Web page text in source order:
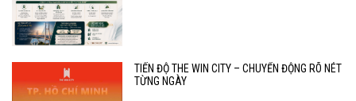
TIẾN ĐỘ THE WIN CITY – CHUYỂN ĐỘNG RÕ NÉT
TỪNG NGÀY